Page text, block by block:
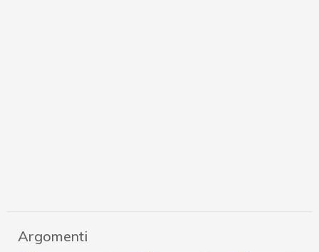
Argomenti